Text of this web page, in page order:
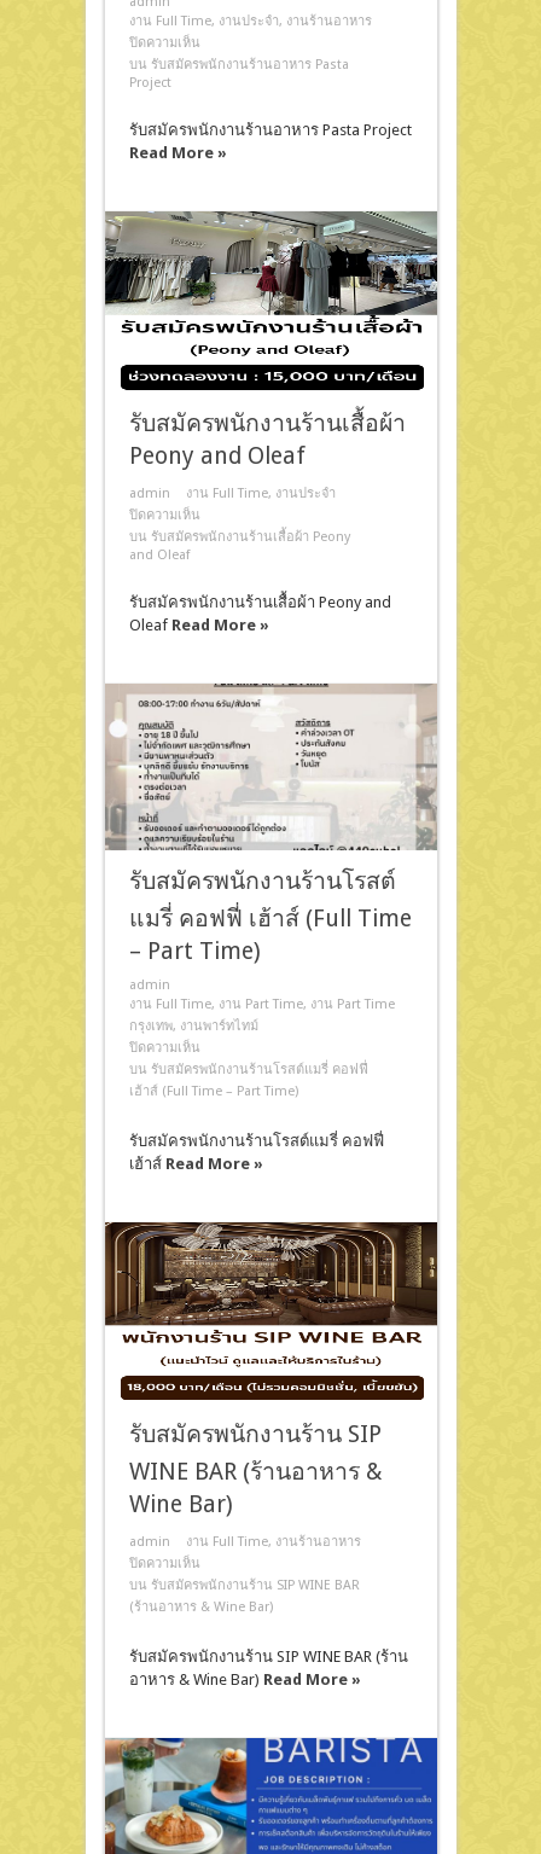
งาน Full Time, งานประจำ, งานร้านอาหาร
ปิดความเห็น
บน รับสมัครพนักงานร้านอาหาร Pasta
Project
รับสมัครพนักงานร้านอาหาร Pasta Project
Read More »
รับสมัครพนักงานร้านเสื้อผ้า
Peony and Oleaf
admin งาน Full Time, งานประจำ
ปิดความเห็น
บน รับสมัครพนักงานร้านเสื้อผ้า Peony
and Oleaf
รับสมัครพนักงานร้านเสื้อผ้า Peony and
Oleaf Read More »
รับสมัครพนักงานร้านโรสต์
แมรี่ คอฟฟี่ เฮ้าส์ (Full Time
– Part Time)
admin
งาน Full Time, งาน Part Time, งาน Part Time
กรุงเทพ, งานพาร์ทไทม์
ปิดความเห็น
บน รับสมัครพนักงานร้านโรสต์แมรี่ คอฟฟี่
เฮ้าส์ (Full Time – Part Time)
รับสมัครพนักงานร้านโรสต์แมรี่ คอฟฟี่
เฮ้าส์ Read More »
รับสมัครพนักงานร้าน SIP
WINE BAR (ร้านอาหาร &
Wine Bar)
admin งาน Full Time, งานร้านอาหาร
ปิดความเห็น
บน รับสมัครพนักงานร้าน SIP WINE BAR
(ร้านอาหาร & Wine Bar)
รับสมัครพนักงานร้าน SIP WINE BAR (ร้าน
อาหาร & Wine Bar) Read More »